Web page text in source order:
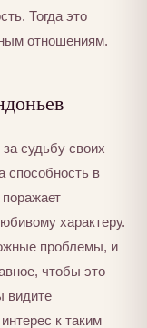
Тогда это
отношениям.
за судьбу своих
способность в
характеру.
проблемы, и
чтобы это
видите
к таким